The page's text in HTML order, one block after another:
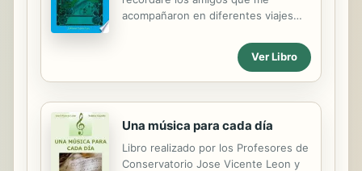
acompañaron en diferentes viajes
lúdicos. La fantasía es un mundo
Lleno de canciones y amor divino, no
hay peligro aquí solo olvido, salvo
sueño vida, nos recuerda aquella
recitación de marcino Si te
descubres siempre despierto,
Ver Libro
Una música para cada día
Libro realizado por los Profesores de
Conservatorio Jose Vicente Leon y